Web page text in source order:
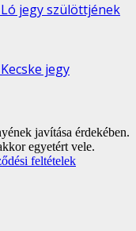
jegy szülöttjének
jegy
javítása érdekében.
egyetért vele.
feltételek